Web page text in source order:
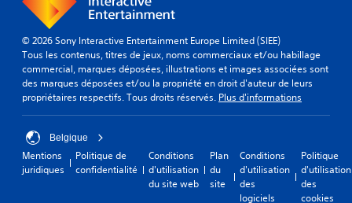
© 2026 Sony Interactive Entertainment Europe Limited (SIEE)
Tous les contenus, titres de jeux, noms commerciaux et/ou habillage
commercial, marques déposées, illustrations et images associées sont
des marques déposées et/ou la propriété en droit d'auteur de leurs
propriétaires respectifs. Tous droits réservés. Plus d'informations
Belgique
Mentions
juridiques
Politique de
confidentialité
Conditions
d'utilisation
du site web
Plan
du
site
Conditions
d'utilisation
des
logiciels
Politique
d'utilisation
des
cookies